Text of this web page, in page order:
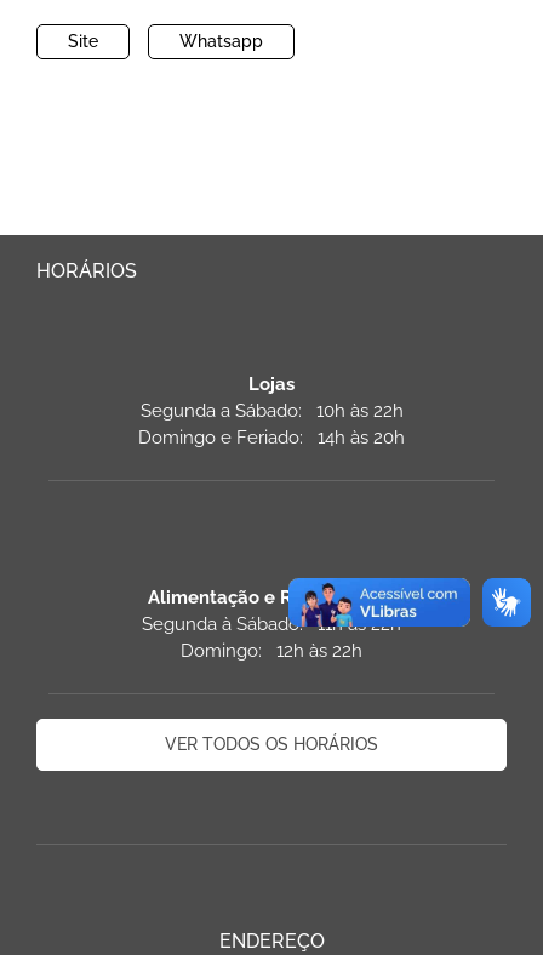
Site Whatsapp
HORÁRIOS
Lojas
Segunda a Sábado: 10h às 22h
Domingo e Feriado: 14h às 20h
Alimentação e Restaurantes
Segunda à Sábado: 11h às 22h
Domingo: 12h às 22h
VER TODOS OS HORÁRIOS
ENDEREÇO